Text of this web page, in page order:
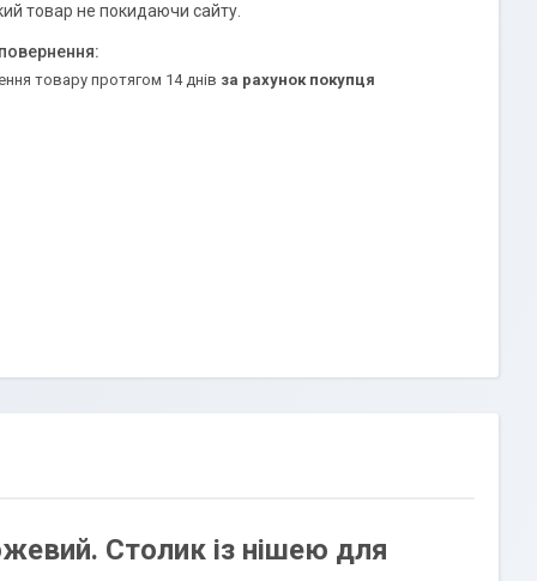
товар не покидаючи сайту.
товару протягом 14 днів за рахунок покупця
Столик із нішею для